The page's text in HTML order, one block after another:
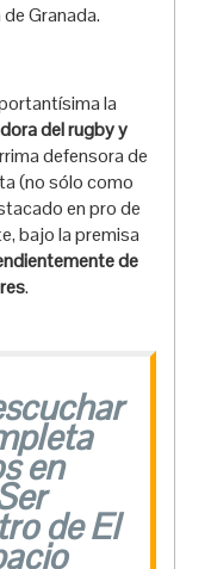
Granada.
la
del rugby y
defensora de
(no sólo como
en pro de
bajo la premisa
de
.
en
de El